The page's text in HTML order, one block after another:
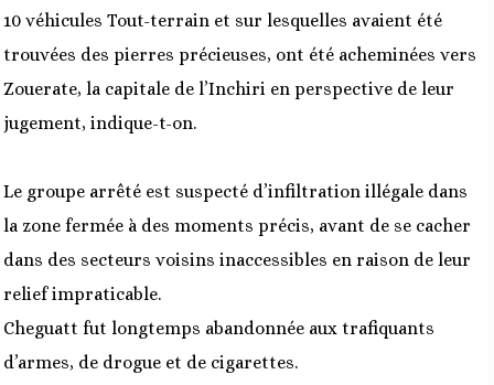
10 véhicules Tout-terrain et sur lesquelles avaient été
trouvées des pierres précieuses, ont été acheminées vers
Zouerate, la capitale de l’Inchiri en perspective de leur
jugement, indique-t-on.
Le groupe arrêté est suspecté d’infiltration illégale dans
la zone fermée à des moments précis, avant de se cacher
dans des secteurs voisins inaccessibles en raison de leur
relief impraticable.
Cheguatt fut longtemps abandonnée aux trafiquants
d’armes, de drogue et de cigarettes.